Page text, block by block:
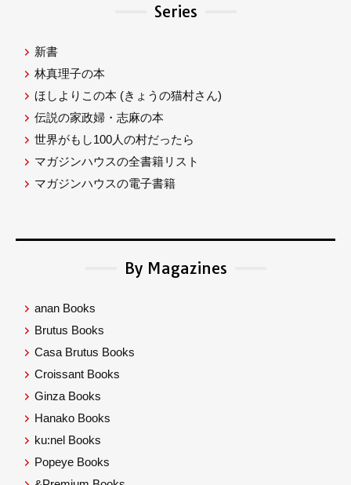
Series
新書
林真理子の本
ほしよりこの本 (きょうの猫村さん)
伝説の家政婦・志麻の本
世界がもし100人の村だったら
マガジンハウスの全書籍リスト
マガジンハウスの電子書籍
By Magazines
anan Books
Brutus Books
Casa Brutus Books
Croissant Books
Ginza Books
Hanako Books
ku:nel Books
Popeye Books